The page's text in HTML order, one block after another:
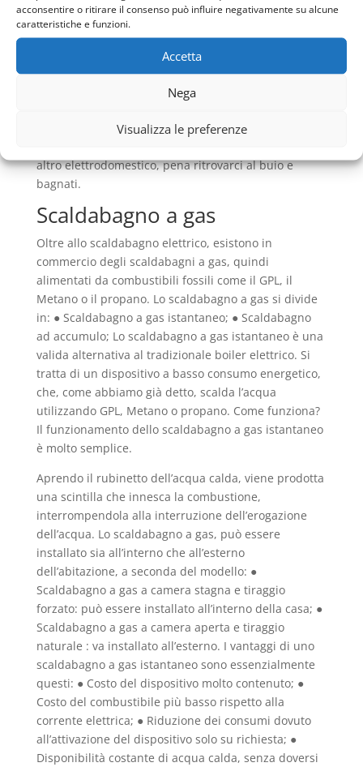
acconsentire o ritirare il consenso può influire negativamente su alcune
caratteristiche e funzioni.
Accetta
Nega
Visualizza le preferenze
Nonostante questo sia davvero un passo avanti
rispetto i classici scaldini elettrici, questa tecnologia
per funzionare correttamente assorbe una quantità
di energia molto elevata, fino a raggiungere
praticamente la potenza che è disponibile in casa.
Il tutto si traduce nel fatto che quando facciamo una
altro elettrodomestico, pena ritrovarci al buio e
bagnati.
Scaldabagno a gas
Oltre allo scaldabagno elettrico, esistono in
commercio degli scaldabagni a gas, quindi
alimentati da combustibili fossili come il GPL, il
Metano o il propano. Lo scaldabagno a gas si divide
in: ● Scaldabagno a gas istantaneo; ● Scaldabagno
ad accumulo; Lo scaldabagno a gas istantaneo è una
valida alternativa al tradizionale boiler elettrico. Si
tratta di un dispositivo a basso consumo energetico,
che, come abbiamo già detto, scalda l’acqua
utilizzando GPL, Metano o propano. Come funziona?
Il funzionamento dello scaldabagno a gas istantaneo
è molto semplice.
Aprendo il rubinetto dell’acqua calda, viene prodotta
una scintilla che innesca la combustione,
interrompendola alla interruzione dell’erogazione
dell’acqua. Lo scaldabagno a gas, può essere
installato sia all’interno che all’esterno
dell’abitazione, a seconda del modello: ●
Scaldabagno a gas a camera stagna e tiraggio
forzato: può essere installato all’interno della casa; ●
Scaldabagno a gas a camera aperta e tiraggio
naturale : va installato all’esterno. I vantaggi di uno
scaldabagno a gas istantaneo sono essenzialmente
questi: ● Costo del dispositivo molto contenuto; ●
Costo del combustibile più basso rispetto alla
corrente elettrica; ● Riduzione dei consumi dovuto
all’attivazione del dispositivo solo su richiesta; ●
Disponibilità costante di acqua calda, senza doversi